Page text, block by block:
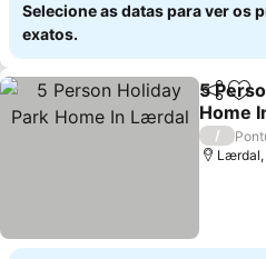
Selecione as datas para ver os
exatos.
Partilhar
5
Home
/
Lærdal,